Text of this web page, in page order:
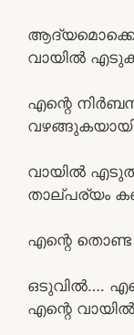
ആദ്യമൊക്കെ
വായിൽ
എന്റെ
വായിൽ
താല്പര്യം
എന്റെ
ഒടുവിൽ….
എന്റെ